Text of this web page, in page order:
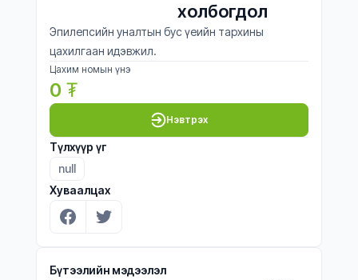
холбогдол
Эпилепсийн уналтын бус үеийн тархины
цахилгаан идэвжил.
Цахим номын үнэ
0 ₮
Нэвтрэх
Түлхүүр үг
null
Хуваалцах
Бүтээлийн мэдээлэл